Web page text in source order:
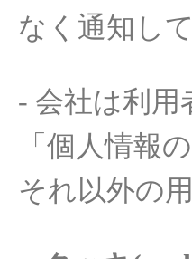
なく通知 して
- 会社は利用
「 個人情報の
それ 以外の